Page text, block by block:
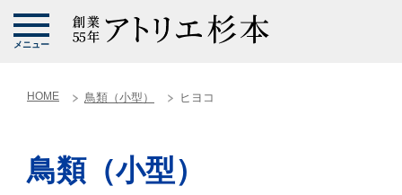
メニュー
HOME 鳥類（小型） ヒヨコ
鳥類（小型）